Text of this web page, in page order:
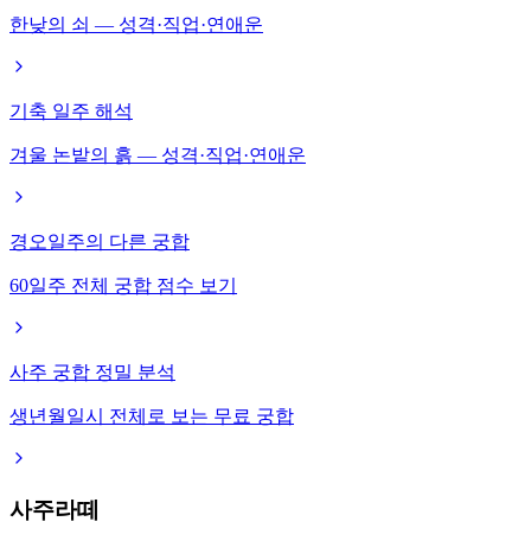
한낮의 쇠 — 성격·직업·연애운
기축 일주 해석
겨울 논밭의 흙 — 성격·직업·연애운
경오일주의 다른 궁합
60일주 전체 궁합 점수 보기
사주 궁합 정밀 분석
생년월일시 전체로 보는 무료 궁합
사주라떼